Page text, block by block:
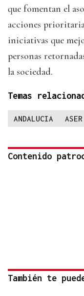
que fomentan el
acciones
iniciativas que
personas
la sociedad.
Temas
ANDALUCIA ASER
Contenido
También te